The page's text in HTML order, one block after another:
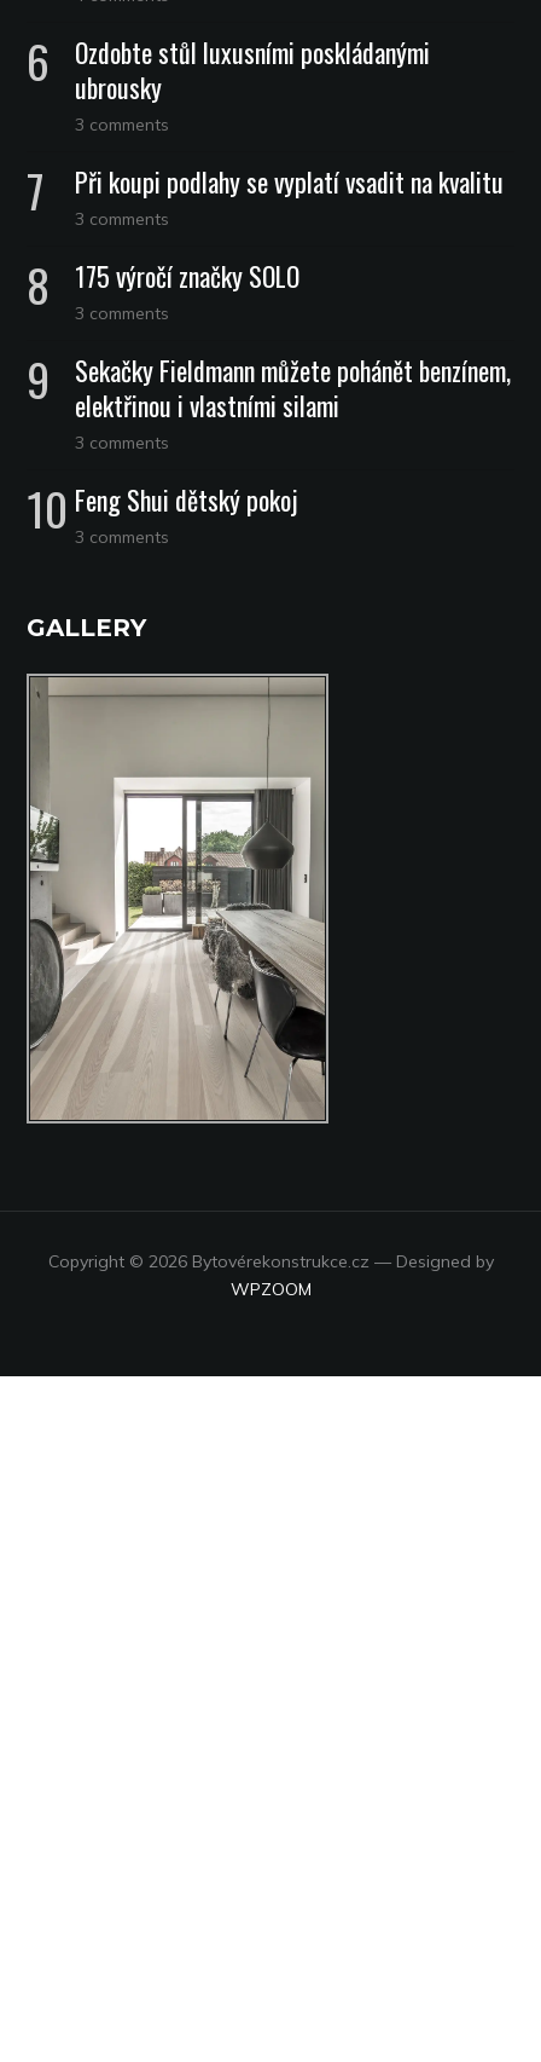
Ozdobte stůl luxusními poskládanými
ubrousky
3 comments
Při koupi podlahy se vyplatí vsadit na kvalitu
3 comments
175 výročí značky SOLO
3 comments
Sekačky Fieldmann můžete pohánět benzínem,
elektřinou i vlastními silami
3 comments
Feng Shui dětský pokoj
3 comments
GALLERY
Copyright © 2026 Bytovérekonstrukce.cz — Designed by
WPZOOM